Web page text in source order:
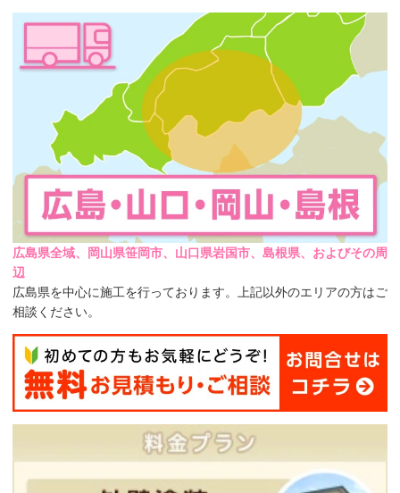
広島県全域、岡山県笹岡市、山口県岩国市、島根県、およびその周
辺
広島県を中心に施工を行っております。上記以外のエリアの方はご
相談ください。